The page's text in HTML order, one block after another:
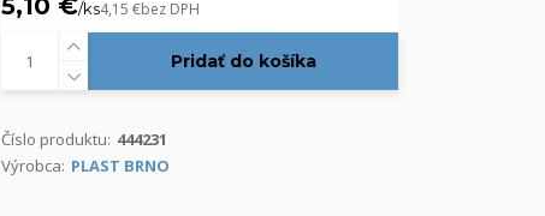
5,10 €/ks4,15 €bez DPH
Pridať do košíka
Číslo produktu: 444231
Výrobca: PLAST BRNO